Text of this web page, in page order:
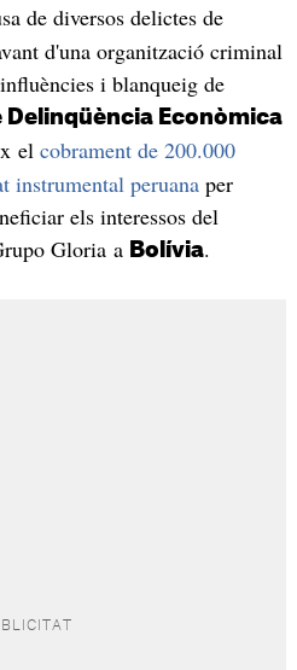
de diversos delictes de
d'una organització criminal
i blanqueig de
Delinqüència Econòmica
el cobrament de 200.000
instrumental peruanaper
els interessos del
Gloria a Bolívia.